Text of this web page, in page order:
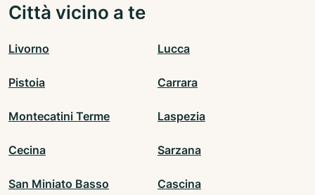
Città vicino a te
Livorno Lucca
Pistoia Carrara
Montecatini Terme Laspezia
Cecina Sarzana
San Miniato Basso Cascina